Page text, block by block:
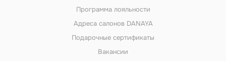
Программа лояльности
Адреса салонов DANAYA
Подарочные сертификаты
Вакансии